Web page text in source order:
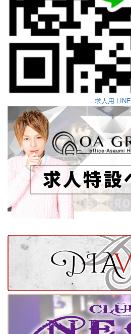
求人用 LINE